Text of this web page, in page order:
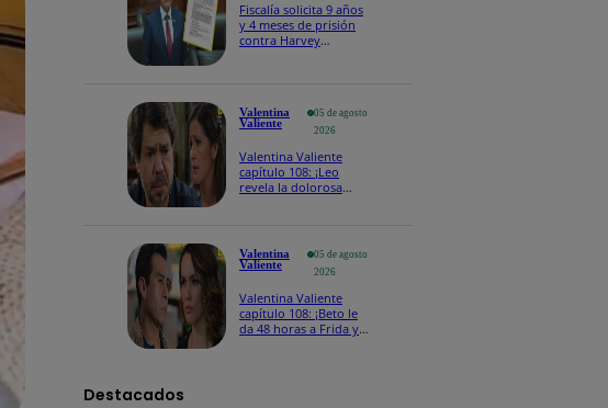
Fiscalía solicita 9 años
y 4 meses de prisión
contra Harvey
Valentina
Valiente
05 de agosto
2026
Valentina Valiente
capítulo 108: ¡Leo
revela la dolorosa
Valentina
Valiente
05 de agosto
2026
Valentina Valiente
capítulo 108: ¡Beto le
da 48 horas a Frida y
Destacados